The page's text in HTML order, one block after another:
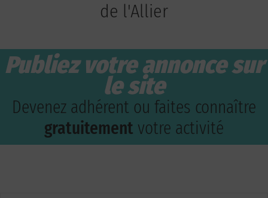
de l'Allier
Publiez votre annonce sur
le site
Devenez adhérent ou faites connaître
gratuitement votre activité